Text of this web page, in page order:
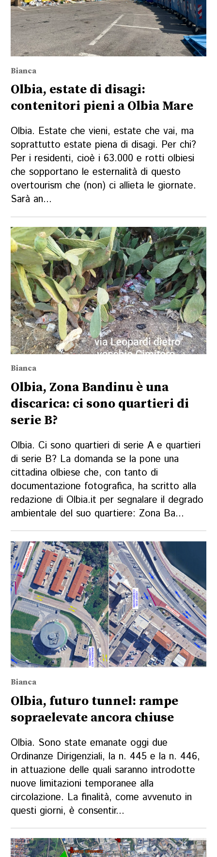
Bianca
Olbia, estate di disagi:
contenitori pieni a Olbia Mare
Olbia. Estate che vieni, estate che vai, ma
soprattutto estate piena di disagi. Per chi?
Per i residenti, cioè i 63.000 e rotti olbiesi
che sopportano le esternalità di questo
overtourism che (non) ci allieta le giornate.
Sarà an...
Bianca
Olbia, Zona Bandinu è una
discarica: ci sono quartieri di
serie B?
Olbia. Ci sono quartieri di serie A e quartieri
di serie B? La domanda se la pone una
cittadina olbiese che, con tanto di
documentazione fotografica, ha scritto alla
redazione di Olbia.it per segnalare il degrado
ambientale del suo quartiere: Zona Ba...
Bianca
Olbia, futuro tunnel: rampe
sopraelevate ancora chiuse
Olbia. Sono state emanate oggi due
Ordinanze Dirigenziali, la n. 445 e la n. 446,
in attuazione delle quali saranno introdotte
nuove limitazioni temporanee alla
circolazione. La finalità, come avvenuto in
questi giorni, è consentir...